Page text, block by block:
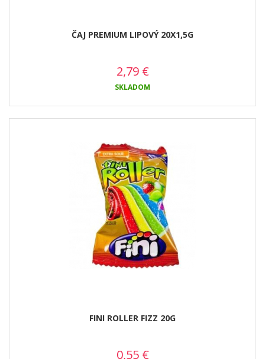
ČAJ PREMIUM LIPOVÝ 20X1,5G
2,79 €
SKLADOM
FINI ROLLER FIZZ 20G
0,55 €